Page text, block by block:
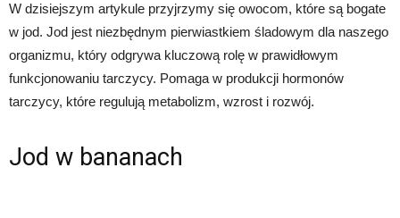
W dzisiejszym artykule przyjrzymy się owocom, które są bogate
w jod. Jod jest niezbędnym pierwiastkiem śladowym dla naszego
organizmu, który odgrywa kluczową rolę w prawidłowym
funkcjonowaniu tarczycy. Pomaga w produkcji hormonów
tarczycy, które regulują metabolizm, wzrost i rozwój.
Jod w bananach